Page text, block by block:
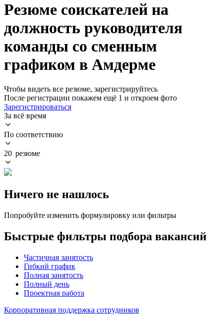
Резюме соискателей на
должность руководителя
команды со сменным
графиком в Амдерме
Чтобы видеть все резюме, зарегистрируйтесь
После регистрации покажем ещё 1 и откроем фото
Зарегистрироваться
За всё время
По соответствию
20 резюме
Ничего не нашлось
Попробуйте изменить формулировку или фильтры
Быстрые фильтры подбора вакансий
Частичная занятость
Гибкий график
Полная занятость
Полный день
Проектная работа
Корпоративная поддержка сотрудников